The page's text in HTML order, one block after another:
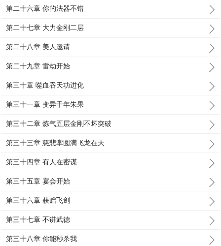
第二十六章 你的法器不错
第二十七章 大力金刚二层
第二十八章 美人邀请
第二十九章 雷劫开始
第三十章 噬血吞天功进化
第三十一章 变异千年朱果
第三十二章 炼气五层金刚不坏突破
第三十三章 慈悲掌圆满飞龙在天
第三十四章 有人在密谋
第三十五章 宴会开始
第三十六章 获赠飞剑
第三十七章 不讲武德
第三十八章 你能秒杀我